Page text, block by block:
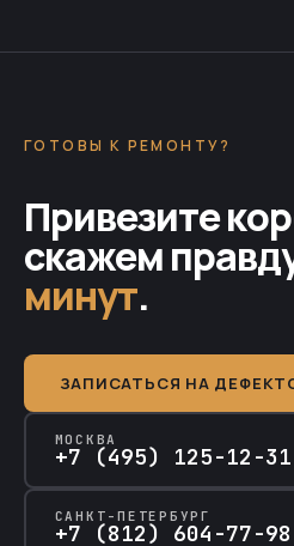
ГОТОВЫ К РЕМОНТУ?
Привезите
скажем
минут.
ЗАПИСАТЬСЯ НА
МОСКВА
+7 (495) 125-12-31
САНКТ-ПЕТЕРБУРГ
+7 (812) 604-77-98